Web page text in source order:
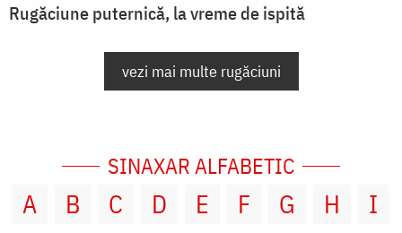
Rugăciune puternică, la vreme de ispită
vezi mai multe rugăciuni
SINAXAR ALFABETIC
A B C D E F G H
I